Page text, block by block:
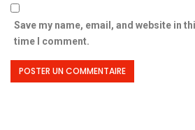
Save my name, email, and website in
time I comment.